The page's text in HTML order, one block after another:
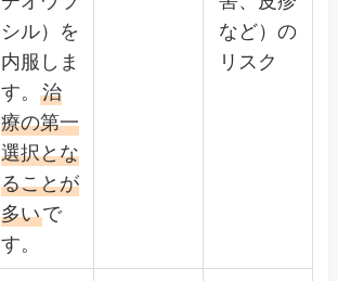
シル）を
内服しま
す。 治
療の第一
選択とな
ることが
多いで
す。
など）の
リスク